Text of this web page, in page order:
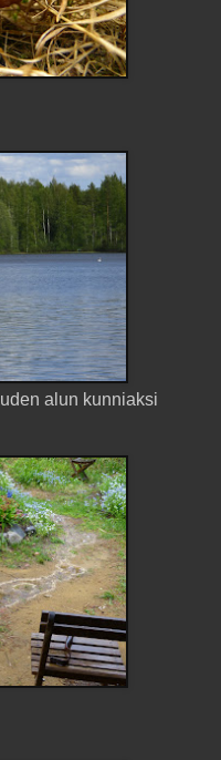
alun kunniaksi